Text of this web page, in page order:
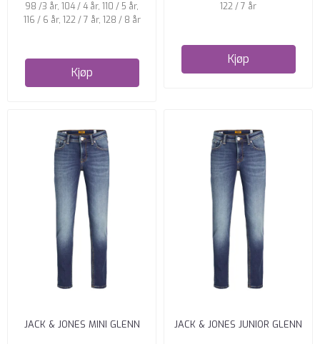
98 /3 år, 104 / 4 år, 110 / 5 år,
116 / 6 år, 122 / 7 år, 128 / 8 år
Kjøp
122 / 7 år
Kjøp
JACK & JONES MINI GLENN
JACK & JONES JUNIOR GLENN